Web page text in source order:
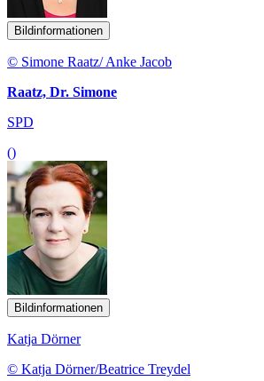
Bildinformationen
© Simone Raatz/ Anke Jacob
Raatz, Dr. Simone
SPD
()
Bildinformationen
Katja Dörner
© Katja Dörner/Beatrice Treydel